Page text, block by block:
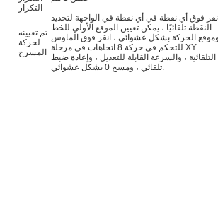
التكرار
تم تعيينه
لحركة
المسرح
فوق أي نقطة في أي نقطة في الواجهة لتحديد
النقطة تلقائيًا ، يمكن تعيين الموقع الأولي للخط
وموقع الحركة بشكل عشوائي ، انقر فوق الماوس
للتحكم في حركة 8 اتجاهات في مرحلة XY
التلقائية ، والسرعة القابلة للتعديل ، وإعادة ضبط